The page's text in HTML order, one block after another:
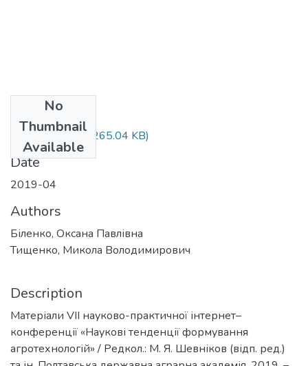
No
Thumbnail
Available
биленко8.docx(265.04 KB)
Date
2019-04
Authors
Біленко, Оксана Павлівна
Тищенко, Микола Володимирович
Description
Матеріали VІІ науково-практичної інтернет–
конференції «Наукові тенденції формування
агротехнологій» / Редкол.: М. Я. Шевніков (відп. ред.)